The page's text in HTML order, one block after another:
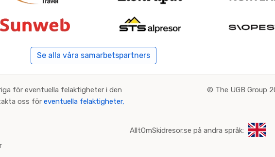
Se alla våra samarbetspartners
för eventuella felaktigheter i den
oss för eventuella felaktigheter,
© The UGB Group
AlltOmSkidresor.se på andra språk: